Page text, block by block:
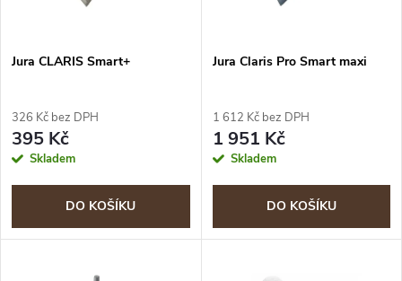
p
r
o
u
s
r
o
d
Jura CLARIS Smart+
326 Kč bez DPH
395 Kč
Skladem
DO KOŠÍKU
Jura Claris Pro Smart maxi
1 612 Kč bez DPH
1 951 Kč
Skladem
DO KOŠÍKU